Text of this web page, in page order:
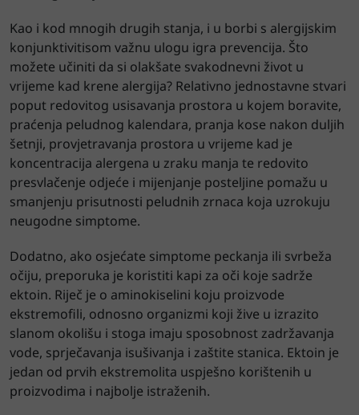
Kao i kod mnogih drugih stanja, i u borbi s alergijskim
konjunktivitisom važnu ulogu igra prevencija. Što
možete učiniti da si olakšate svakodnevni život u
vrijeme kad krene alergija? Relativno jednostavne stvari
poput redovitog usisavanja prostora u kojem boravite,
praćenja peludnog kalendara, pranja kose nakon duljih
šetnji, provjetravanja prostora u vrijeme kad je
koncentracija alergena u zraku manja te redovito
presvlačenje odjeće i mijenjanje posteljine pomažu u
smanjenju prisutnosti peludnih zrnaca koja uzrokuju
neugodne simptome.
Dodatno, ako osjećate simptome peckanja ili svrbeža
očiju, preporuka je koristiti kapi za oči koje sadrže
ektoin. Riječ je o aminokiselini koju proizvode
ekstremofili, odnosno organizmi koji žive u izrazito
slanom okolišu i stoga imaju sposobnost zadržavanja
vode, sprječavanja isušivanja i zaštite stanica. Ektoin je
jedan od prvih ekstremolita uspješno korištenih u
proizvodima i najbolje istraženih.